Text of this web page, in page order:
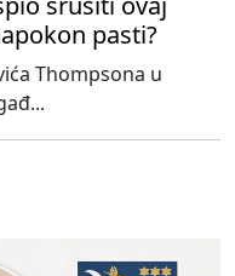
pasti?
Thompsona u